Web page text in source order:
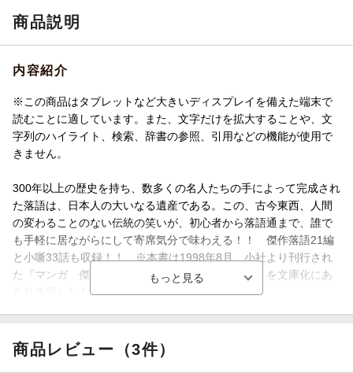
商品説明
内容紹介
※この商品はタブレットなど大きいディスプレイを備えた端末で
読むことに適しています。また、文字だけを拡大することや、文
字列のハイライト、検索、辞書の参照、引用などの機能が使用で
きません。
300年以上の歴史を持ち、数多くの名人たちの手によって完成され
た落語は、日本人の大いなる遺産である。この、古今東西、人間
の変わることのない伝統の笑いが、初心者から落語通まで、誰で
も手軽に居ながらにして寄席気分で味わえる！！ 傑作落語21編
と小噺33話も収録！！ ※本書は1998年8月、小社より刊行され
た『マンガ 傑作落語大全ーーウソとマコトの巻』を文庫化にあ
たり改題したものです。
商品レビュー（3件）